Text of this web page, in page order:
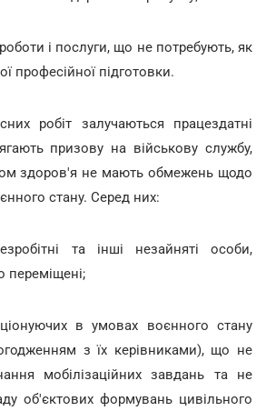
і послуги, що не потребують, як
професійної підготовки.
робіт залучаються працездатні
призову на військову службу,
здоров'я не мають обмежень щодо
стану. Серед них:
та інші незайняті особи,
переміщені;
в умовах воєнного стану
з їх керівниками), що не
мобілізаційних завдань та не
об'єктових формувань цивільного